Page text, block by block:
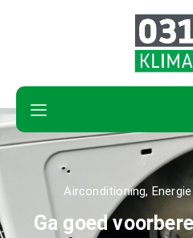
Airconditioning,
Ga goed